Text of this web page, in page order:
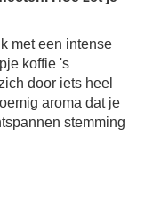
door iets heel
aroma dat je
stemming